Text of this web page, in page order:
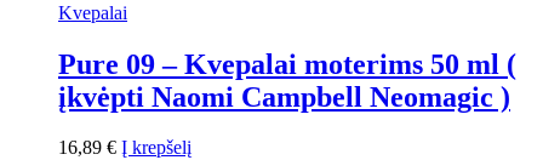
Kvepalai
Pure 09 – Kvepalai moterims 50 ml (
įkvėpti Naomi Campbell Neomagic )
16,89 € Į krepšelį